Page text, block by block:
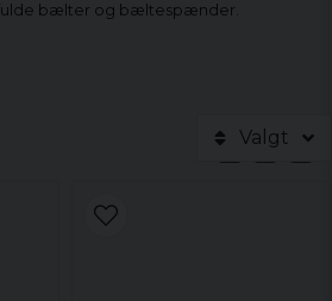
bælter og bæltespænder.
Valgt